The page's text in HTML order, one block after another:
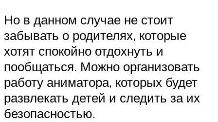
Но в данном случае не стоит
забывать о родителях, которые
хотят спокойно отдохнуть и
пообщаться. Можно организовать
работу аниматора, которых будет
развлекать детей и следить за их
безопасностью.